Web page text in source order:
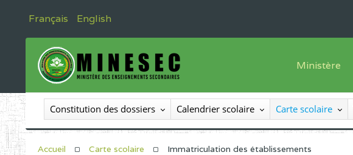
Français English
Ministère
Le Ministre
Le SEESEN
Constitution des dossiers Calendrier scolaire Carte scolaire
Accueil Carte scolaire Immatriculation des établissements